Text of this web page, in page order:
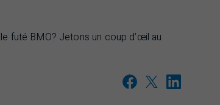
futé BMO? Jetons un coup d’œil au